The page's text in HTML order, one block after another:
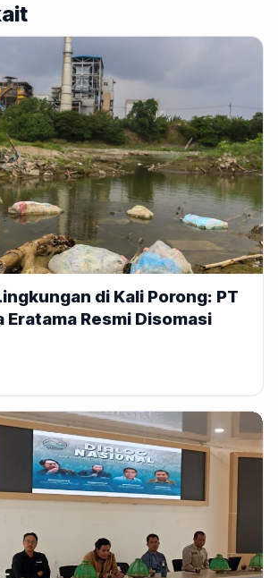
di Kali Porong: PT
Eratama Resmi Disomasi